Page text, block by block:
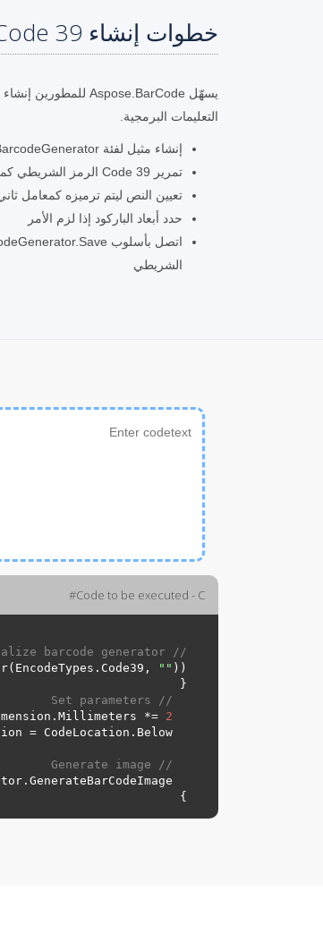
خطوات إنشاء Code 39 الرمز الشريطي في C#
التعليمات البرمجية.
إنشاء مثيل لفئة BarcodeGenerator
تمرير Code 39 الرمز الشريطي كمعامل
تعيين النص ليتم ترميزه كمعامل
حدد أبعاد الباركود إذا لزم الأمر
الشريطي
Code to be executed - C#
// Initialize barcode generator
Code39 , " "
// Set parameters
2
Below
// Generate image
}